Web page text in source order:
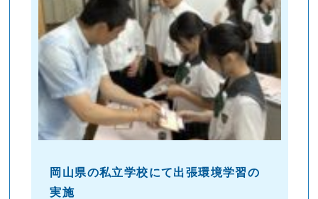
岡山県の私立学校にて出張環境学習の
実施